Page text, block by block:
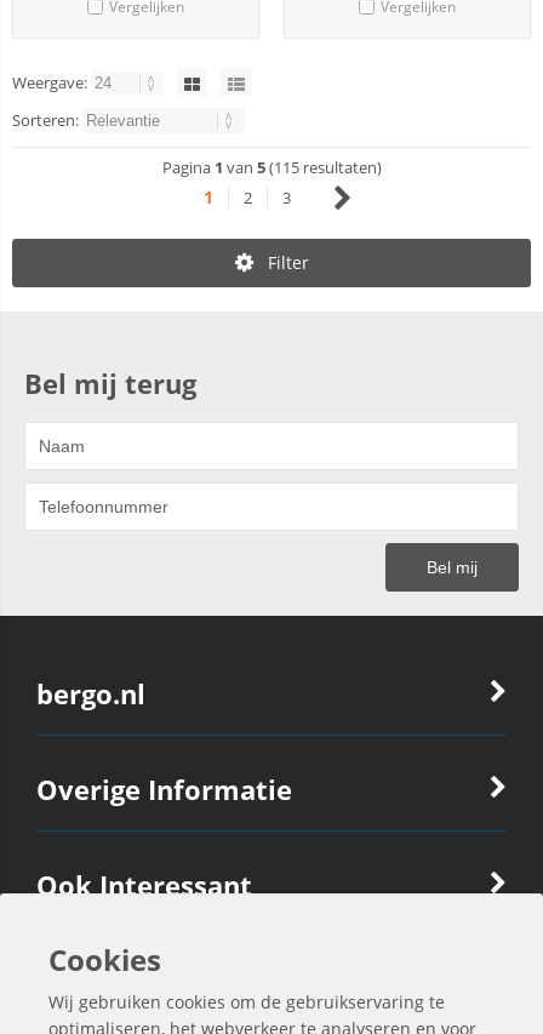
Vergelijken Vergelijken
Weergave:
Sorteren:
Pagina 1 van 5(115 resultaten)
1 2 3
Filter
Bel mij terug
bergo.nl
Overige Informatie
Ook Interessant
Contactgegevens
Cookies
Wij gebruiken cookies om de gebruikservaring te
optimaliseren, het webverkeer te analyseren en voor